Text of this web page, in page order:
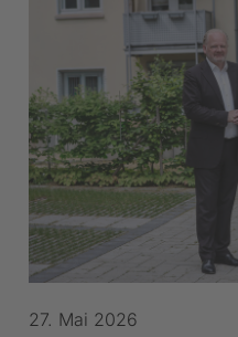
27. Mai 2026